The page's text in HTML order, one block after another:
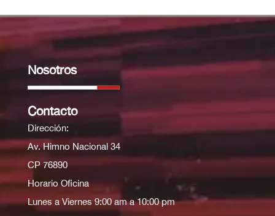
Nosotros
Contacto
Dirección:
Av. Himno Nacional 34
CP 76890
Horario Oficina
Lunes a Viernes 9:00 am a 10:00 pm